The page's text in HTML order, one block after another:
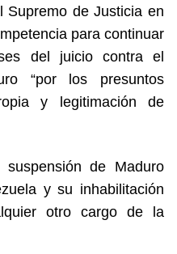
Supremo de Justicia en
para continuar
del juicio contra el
“por los presuntos
y legitimación de
de Maduro
y su inhabilitación
otro cargo de la